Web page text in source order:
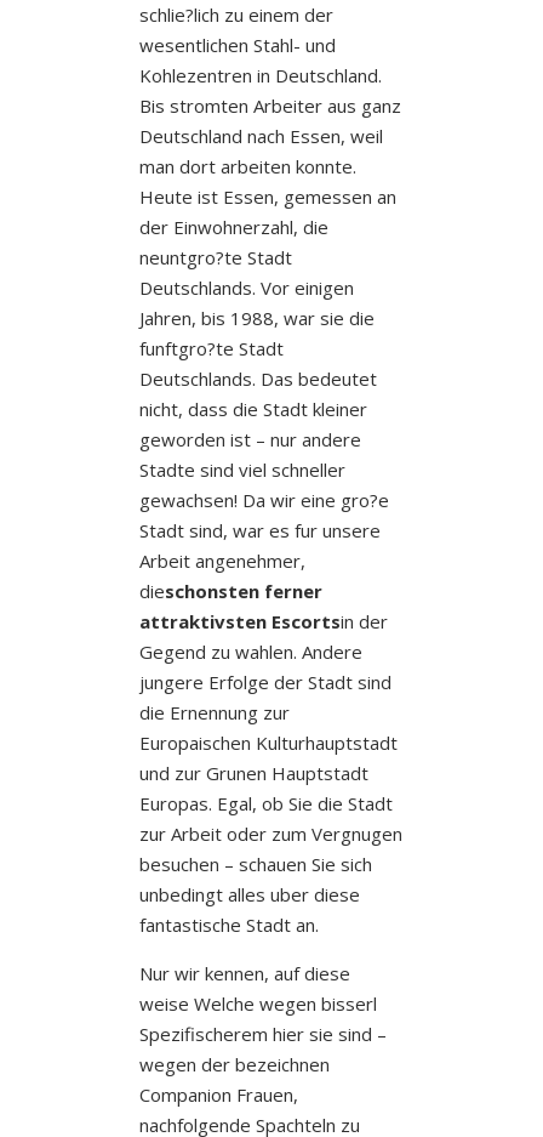
schlie?lich zu einem der
wesentlichen Stahl- und
Kohlezentren in Deutschland.
Bis stromten Arbeiter aus ganz
Deutschland nach Essen, weil
man dort arbeiten konnte.
Heute ist Essen, gemessen an
der Einwohnerzahl, die
neuntgro?te Stadt
Deutschlands. Vor einigen
Jahren, bis 1988, war sie die
funftgro?te Stadt
Deutschlands. Das bedeutet
nicht, dass die Stadt kleiner
geworden ist – nur andere
Stadte sind viel schneller
gewachsen! Da wir eine gro?e
Stadt sind, war es fur unsere
Arbeit angenehmer,
dieschonsten ferner
attraktivsten Escortsin der
Gegend zu wahlen. Andere
jungere Erfolge der Stadt sind
die Ernennung zur
Europaischen Kulturhauptstadt
und zur Grunen Hauptstadt
Europas. Egal, ob Sie die Stadt
zur Arbeit oder zum Vergnugen
besuchen – schauen Sie sich
unbedingt alles uber diese
fantastische Stadt an.
Nur wir kennen, auf diese
weise Welche wegen bisserl
Spezifischerem hier sie sind –
wegen der bezeichnen
Companion Frauen,
nachfolgende Spachteln zu